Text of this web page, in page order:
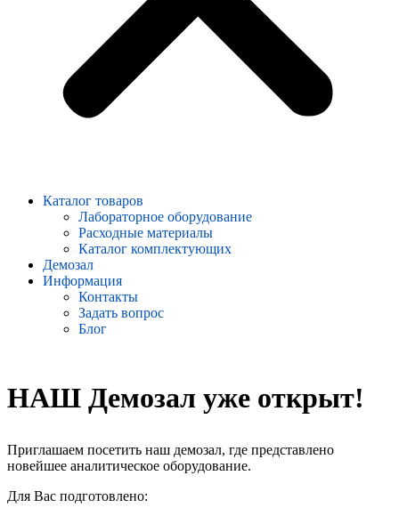
Каталог товаров
Лабораторное оборудование
Расходные материалы
Каталог комплектующих
Демозал
Информация
Контакты
Задать вопрос
Блог
НАШ Демозал уже открыт!
Приглашаем посетить наш демозал, где представлено
новейшее аналитическое оборудование.
Для Вас подготовлено: